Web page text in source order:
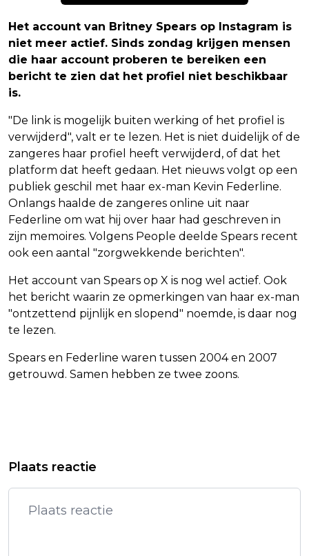
Het account van Britney Spears op Instagram is
niet meer actief. Sinds zondag krijgen mensen
die haar account proberen te bereiken een
bericht te zien dat het profiel niet beschikbaar
is.
"De link is mogelijk buiten werking of het profiel is
verwijderd", valt er te lezen. Het is niet duidelijk of de
zangeres haar profiel heeft verwijderd, of dat het
platform dat heeft gedaan. Het nieuws volgt op een
publiek geschil met haar ex-man Kevin Federline.
Onlangs haalde de zangeres online uit naar
Federline om wat hij over haar had geschreven in
zijn memoires. Volgens People deelde Spears recent
ook een aantal "zorgwekkende berichten".
Het account van Spears op X is nog wel actief. Ook
het bericht waarin ze opmerkingen van haar ex-man
"ontzettend pijnlijk en slopend" noemde, is daar nog
te lezen.
Spears en Federline waren tussen 2004 en 2007
getrouwd. Samen hebben ze twee zoons.
BIJ VERKOOP KINDSEKSPOPPEN
FRANS EN MARISKA BAUER WORDEN
VOOR DE EERSTE KEER OPA EN OMA
Plaats reactie